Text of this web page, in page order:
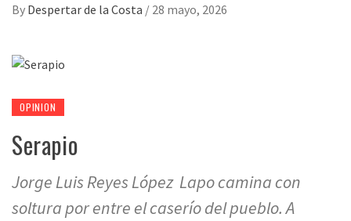
By Despertar de la Costa / 28 mayo, 2026
OPINION
Serapio
Jorge Luis Reyes López Lapo camina con
soltura por entre el caserío del pueblo. A